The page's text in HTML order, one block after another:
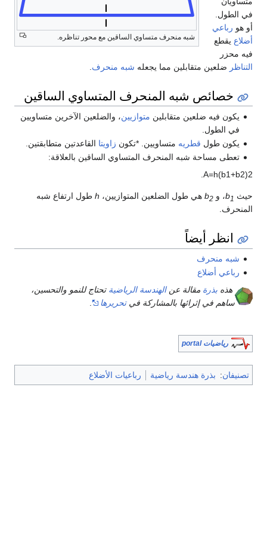
شبه منحرف متساوي الساقين مع محور تناظره.
في الطول.
أو هو رباعي
أضلاع يقطع
فيه محزر
التناظر ضلعين متقابلين مما يجعله شبه منحرف
خصائص شبه المنحرف المتساوي الساقين
يكون فيه ضلعين متقابلين متوازيين، والضلعين الآخرين متساويين
في الطول.
يكون طول قطريه متساويين. *تكون زاويتا القاعدتين متطابقتين.
تعطى مساحة شبه المنحرف المتساوي الساقين بالعلاقة:
A=h(b1+b2)2
.
حيث b1 ، و b2 هي طول الضلعين المتوازيين، h طول ارتفاع شبه
المنحرف.
انظر أيضاً
شبه منحرف
رباعي أضلاع
هذه بذرة مقالة عنالهندسة الرياضية تحتاج للنمو والتحسين،
ساهم في إثرائها بالمشاركة فيتحريرها .
رياضيات portal
تصنيفان: بذرة هندسة رياضية رباعيات الأضلاع